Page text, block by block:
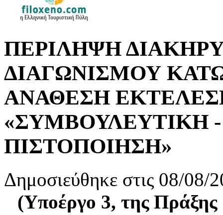
ΠΕΡΙΛΗΨΗ
ΔΙΑΓΩΝΙΣΜΟΥ
ΑΝΑΘΕΣΗ
«ΣΥΜΒΟΥΛΕΥΤΙΚΗ
ΠΙΣΤΟΠΟΙΗΣΗ»
Δημοσιεύθηκε στις 08/08/
(Υποέργο 3, της